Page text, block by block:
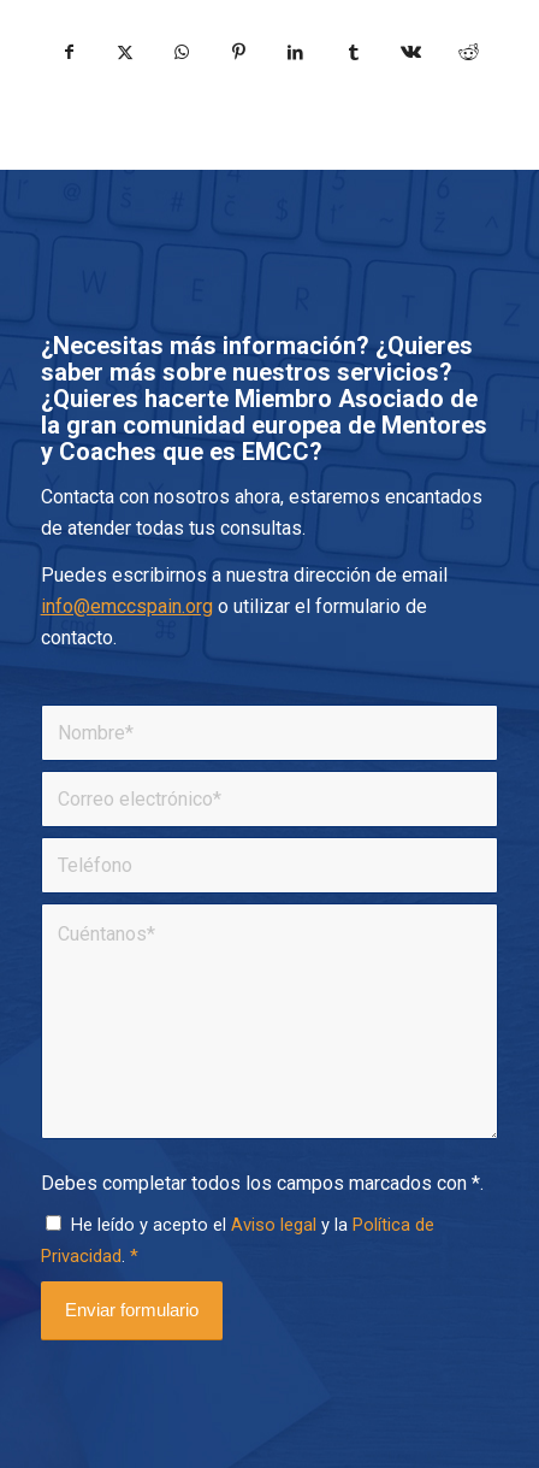
¿Necesitas más información? ¿Quieres
saber más sobre nuestros servicios?
¿Quieres hacerte Miembro Asociado de
la gran comunidad europea de Mentores
y Coaches que es EMCC?
Contacta con nosotros ahora, estaremos encantados
de atender todas tus consultas.
Puedes escribirnos a nuestra dirección de email
info@emccspain.orgo utilizar el formulario de
contacto.
Debes completar todos los campos marcados con *.
He leído y acepto el Aviso legal y la Política de
Privacidad. *